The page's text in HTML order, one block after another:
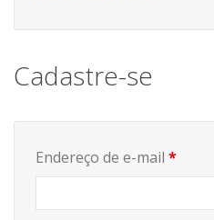
Cadastre-se
Endereço de e-mail *